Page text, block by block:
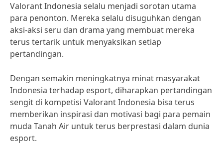
Valorant Indonesia selalu menjadi sorotan utama
para penonton. Mereka selalu disuguhkan dengan
aksi-aksi seru dan drama yang membuat mereka
terus tertarik untuk menyaksikan setiap
pertandingan.
Dengan semakin meningkatnya minat masyarakat
Indonesia terhadap esport, diharapkan pertandingan
sengit di kompetisi Valorant Indonesia bisa terus
memberikan inspirasi dan motivasi bagi para pemain
muda Tanah Air untuk terus berprestasi dalam dunia
esport.